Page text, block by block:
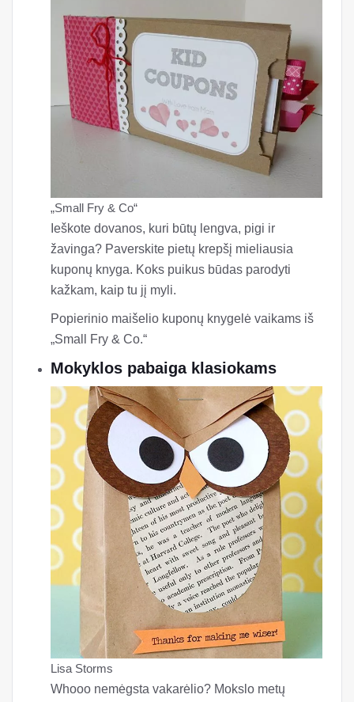
„Small Fry & Co“
Ieškote dovanos, kuri būtų lengva, pigi ir
žavinga? Paverskite pietų krepšį mieliausia
kuponų knyga. Koks puikus būdas parodyti
kažkam, kaip tu jį myli.
Popierinio maišelio kuponų knygelė vaikams iš
„Small Fry & Co.“
Mokyklos pabaiga klasiokams
Lisa Storms
Whooo nemėgsta vakarėlio? Mokslo metų